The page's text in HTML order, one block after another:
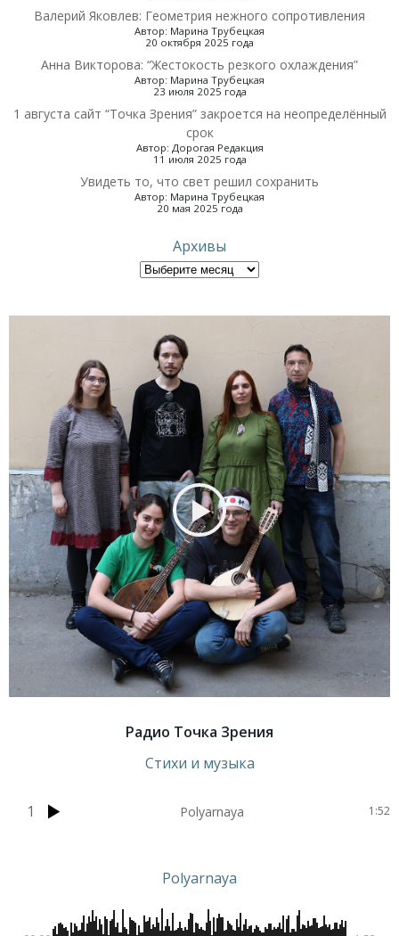
Валерий Яковлев: Геометрия нежного сопротивления
Автор: Марина Трубецкая
20 октября 2025 года
Анна Викторова: “Жестокость резкого охлаждения”
Автор: Марина Трубецкая
23 июля 2025 года
1 августа сайт “Точка Зрения” закроется на неопределённый
срок
Автор: Дорогая Редакция
11 июля 2025 года
Увидеть то, что свет решил сохранить
Автор: Марина Трубецкая
20 мая 2025 года
Архивы
Радио Точка Зрения
Стихи и музыка
1 Polyarnaya 1:52
Polyarnaya